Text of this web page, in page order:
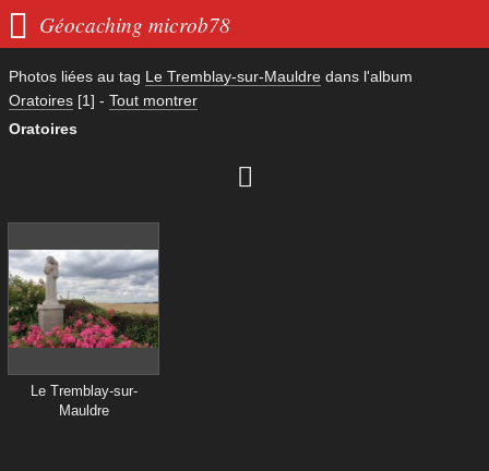
 Géocaching microb78
Photos liées au tag Le Tremblay-sur-Mauldre dans l'album
Oratoires [1] - Tout montrer
Oratoires

Le Tremblay-sur-
Mauldre